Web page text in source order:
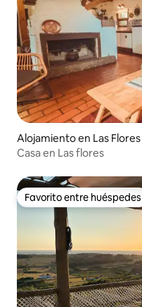
Alojamiento en Las Flores
Casa en Las flores
Favorito entre huéspedes
Favorito entre huéspedes